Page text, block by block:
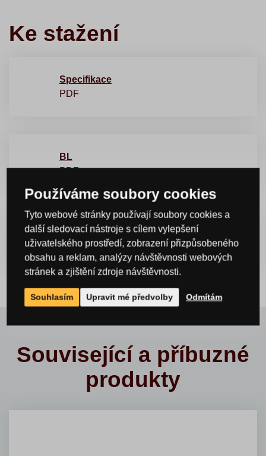
Ke stažení
Specifikace
PDF
BL
PDF
Bezpečnostní list
PDF
Související a příbuzné
produkty
Používáme soubory cookies
Tyto webové stránky používají soubory cookies a
další sledovací nástroje s cílem vylepšení
uživatelského prostředí, zobrazení přizpůsobeného
obsahu a reklam, analýzy návštěvnosti webových
stránek a zjištění zdroje návštěvnosti.
Souhlasím Upravit mé předvolby Odmítám